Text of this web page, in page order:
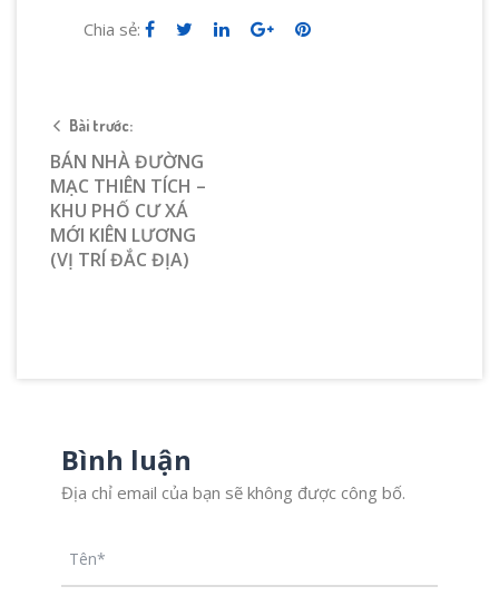
Chia sẻ:
Bài trước:
BÁN NHÀ ĐƯỜNG
MẠC THIÊN TÍCH –
KHU PHỐ CƯ XÁ
MỚI KIÊN LƯƠNG
(VỊ TRÍ ĐẮC ĐỊA)
Bình luận
Địa chỉ email của bạn sẽ không được công bố.